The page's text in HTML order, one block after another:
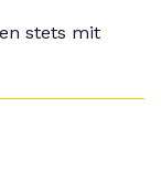
stets mit